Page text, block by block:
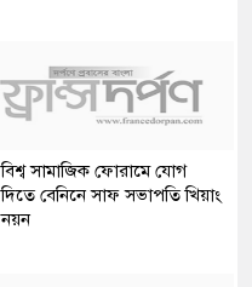
বিশ্ব সামাজিক ফোরামে যোগ
দিতে বেনিনে সাফ সভাপতি খিয়াং
নয়ন